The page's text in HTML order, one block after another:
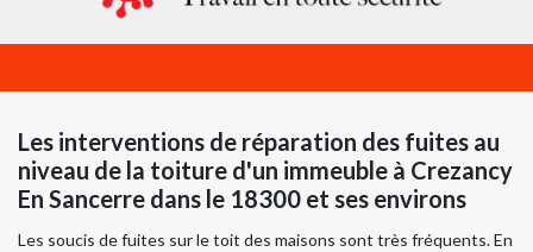
Les interventions de réparation des fuites au
niveau de la toiture d'un immeuble à Crezancy
En Sancerre dans le 18300 et ses environs
Les soucis de fuites sur le toit des maisons sont très fréquents. En